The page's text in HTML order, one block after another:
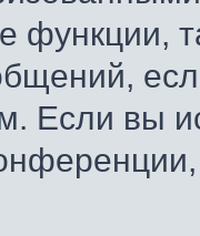
функции,
Если вы